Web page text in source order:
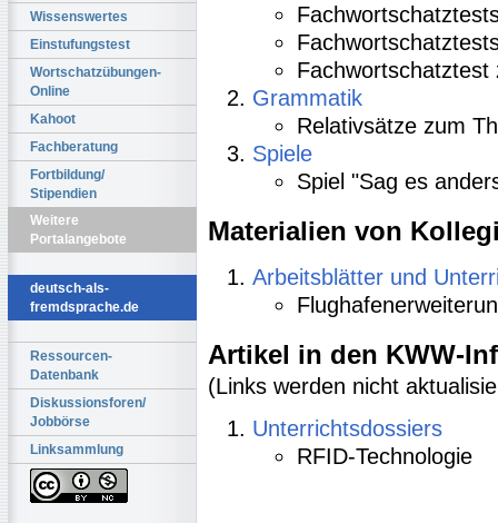
Wissenswertes
Einstufungstest
Wortschatzübungen-
Online
Kahoot
Fachberatung
Fortbildung/
Stipendien
Weitere
Portalangebote
deutsch-als-
fremdsprache.de
Ressourcen-
Datenbank
Diskussionsforen/
Jobbörse
Linksammlung
Fachwortschatztest
Grammatik
Relativsätze zum
Spiele
Spiel "Sag es
Materialien von
Arbeitsblätter und
Artikel in den KWW-
(Links werden nicht
Unterrichtsdossiers
RFID-Technologie